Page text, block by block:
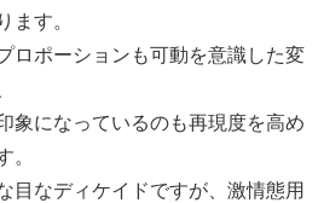
ます。
ロポーションも可動を意識した変
象になっているのも再現度を高め
。
目なディケイドですが、激情態用